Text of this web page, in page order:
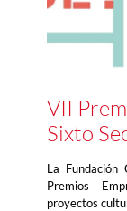
VII
Sixto
La Fundación
Premios
proyectos